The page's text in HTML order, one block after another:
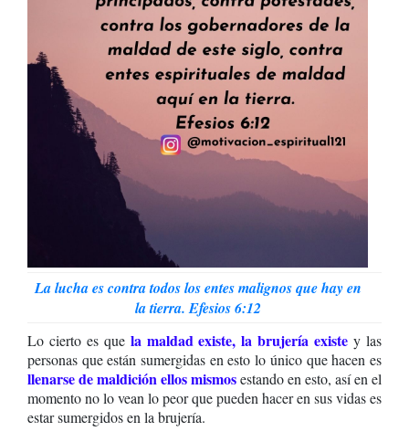
La lucha es contra todos los entes malignos que hay en
la tierra. Efesios 6:12
Lo cierto es que la maldad existe, la brujería existe y las
personas que están sumergidas en esto lo único que hacen es
llenarse de maldición ellos mismosestando en esto, así en el
momento no lo vean lo peor que pueden hacer en sus vidas es
estar sumergidos en la brujería.